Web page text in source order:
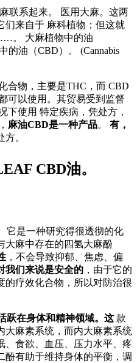
联系起来。 医用大麻。这两
们来自于 麻科植物；但这就
。 大麻植物中的油
的油（CBD）。 (Cannabis
合物，主要是THC，而 CBD
可以使用。其贸易受到监督
下使用 特定疾病，凭处方，
麻油CBD是一种产品。 有，
方。
CBD油。
它是一种研究得很透彻的化
大麻中存在的四氢大麻酚
，不会导致抑郁、焦虑、偏
我们来说是安全的 ，由于它的
的疗效化合物，所以对防治很
跃在身体和精神领域。这 款
大麻素系统，而内大麻素系统
、食欲、血压、压力水平、疼
酚有助于维持身体的平衡，调